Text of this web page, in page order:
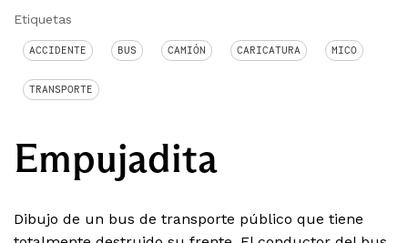
Etiquetas
ACCIDENTE BUS CAMIÓN CARICATURA MICO
TRANSPORTE
Empujadita
Dibujo de un bus de transporte público que tiene